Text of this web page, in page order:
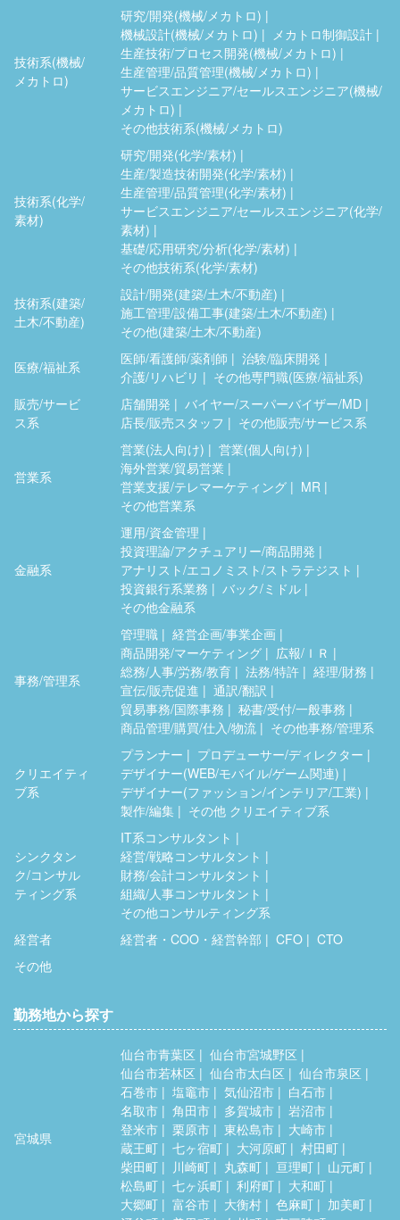
技術系(機械/
メカトロ)
研究/開発(機械/メカトロ)
機械設計(機械/メカトロ)
メカトロ制御設計
生産技術/プロセス開発(機械/メカトロ)
生産管理/品質管理(機械/メカトロ)
サービスエンジニア/セールスエンジニア(機械/
メカトロ)
その他技術系(機械/メカトロ)
技術系(化学/
素材)
研究/開発(化学/素材)
生産/製造技術開発(化学/素材)
生産管理/品質管理(化学/素材)
サービスエンジニア/セールスエンジニア(化学/
素材)
基礎/応用研究/分析(化学/素材)
その他技術系(化学/素材)
技術系(建築/
土木/不動産)
設計/開発(建築/土木/不動産)
施工管理/設備工事(建築/土木/不動産)
その他(建築/土木/不動産)
医療/福祉系
医師/看護師/薬剤師
治験/臨床開発
介護/リハビリ
その他専門職(医療/福祉系)
販売/サービ
ス系
店舗開発
バイヤー/スーパーバイザー/MD
店長/販売スタッフ
その他販売/サービス系
営業系
営業(法人向け)
営業(個人向け)
海外営業/貿易営業
営業支援/テレマーケティング
MR
その他営業系
金融系
運用/資金管理
投資理論/アクチュアリー/商品開発
アナリスト/エコノミスト/ストラテジスト
投資銀行系業務
バック/ミドル
その他金融系
事務/管理系
管理職
経営企画/事業企画
商品開発/マーケティング
広報/ＩＲ
総務/人事/労務/教育
法務/特許
経理/財務
宣伝/販売促進
通訳/翻訳
貿易事務/国際事務
秘書/受付/一般事務
商品管理/購買/仕入/物流
その他事務/管理系
クリエイティ
ブ系
プランナー
プロデューサー/ディレクター
デザイナー(WEB/モバイル/ゲーム関連)
デザイナー(ファッション/インテリア/工業)
製作/編集
その他 クリエイティブ系
シンクタン
ク/コンサル
ティング系
IT系コンサルタント
経営/戦略コンサルタント
財務/会計コンサルタント
組織/人事コンサルタント
その他コンサルティング系
経営者
経営者・COO・経営幹部 CFO
CTO
その他
勤務地から探す
宮城県
仙台市青葉区
仙台市宮城野区
仙台市若林区
仙台市太白区
仙台市泉区
石巻市
塩竈市 気仙沼市
白石市
名取市
角田市 多賀城市
岩沼市
登米市
栗原市 東松島市
大崎市
蔵王町
七ヶ宿町 大河原町
村田町
柴田町
川崎町 丸森町 亘理町
山元町
松島町
七ヶ浜町 利府町
大和町
大郷町
富谷市 大衡村 色麻町
加美町